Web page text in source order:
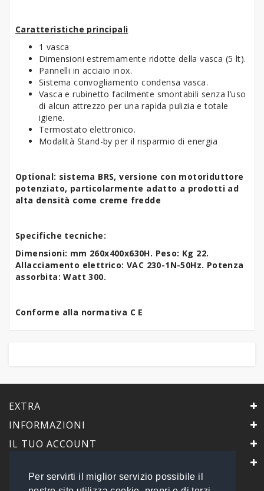
Per servirti il miglior servizio possibile il
Caratteristiche principali
1 vasca
Dimensioni estremamente ridotte della vasca (5 lt).
Pannelli in acciaio inox.
Sistema convogliamento condensa vasca.
Vasca e rubinetto facilmente smontabili senza l’uso
di alcun attrezzo per una rapida pulizia e totale
igiene.
Termostato elettronico.
Modalità Stand-by per il risparmio di energia
Optional: sistema BRS, versione con motoriduttore
potenziato, particolarmente adatto a prodotti ad
alta densità come creme fredde
Specifiche tecniche:
Dimensioni: mm 260x400x630H. Peso: Kg 22.
Allacciamento elettrico: VAC 230-1N-50Hz. Potenza
assorbita: Watt 300.
Conforme alla normativa C E
EXTRA
INFORMAZIONI
IL TUO ACCOUNT
PrimaScelta Point